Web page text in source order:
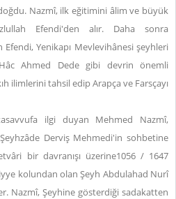
Nazmî, ilk eğitimini âlim ve büyük
Efendi'den alır. Daha sonra
Yenikapı Mevlevihânesi şeyhleri
Ahmed Dede gibi devrin önemli
ilimlerini tahsil edip Arapça ve Farsçayı
ilgi duyan Mehmed Nazmî,
Derviş Mehmedi'in sohbetine
bir davranışı üzerine1056 / 1647
kolundan olan Şeyh Abdulahad Nurî
Nazmî, Şeyhine gösterdiği sadakatten